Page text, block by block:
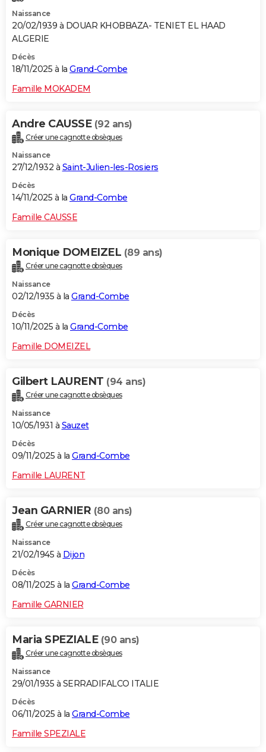
Naissance
20/02/1939 à DOUAR KHOBBAZA- TENIET EL HAAD
ALGERIE
Décès
18/11/2025 à la Grand-Combe
Famille MOKADEM
Andre CAUSSE (92 ans)
Créer une cagnotte obsèques
Naissance
27/12/1932 à Saint-Julien-les-Rosiers
Décès
14/11/2025 à la Grand-Combe
Famille CAUSSE
Monique DOMEIZEL (89 ans)
Créer une cagnotte obsèques
Naissance
02/12/1935 à la Grand-Combe
Décès
10/11/2025 à la Grand-Combe
Famille DOMEIZEL
Gilbert LAURENT (94 ans)
Créer une cagnotte obsèques
Naissance
10/05/1931 à Sauzet
Décès
09/11/2025 à la Grand-Combe
Famille LAURENT
Jean GARNIER (80 ans)
Créer une cagnotte obsèques
Naissance
21/02/1945 à Dijon
Décès
08/11/2025 à la Grand-Combe
Famille GARNIER
Maria SPEZIALE (90 ans)
Créer une cagnotte obsèques
Naissance
29/01/1935 à SERRADIFALCO ITALIE
Décès
06/11/2025 à la Grand-Combe
Famille SPEZIALE